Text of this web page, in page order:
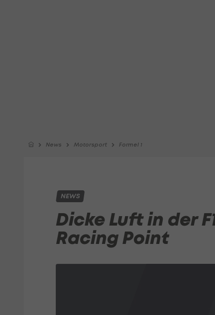
News Motorsport Formel 1
NEWS
Dicke Luft in der
Racing Point